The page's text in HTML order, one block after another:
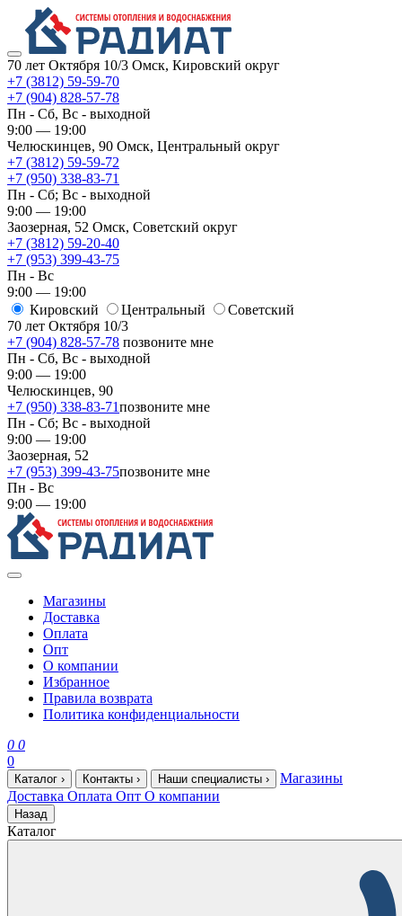
70 лет Октября 10/3 Омск, Кировский округ
+7 (3812) 59-59-70
+7 (904) 828-57-78
Пн - Сб, Вс - выходной
9:00 — 19:00
Челюскинцев, 90 Омск, ​Центральный округ
+7 (3812) 59-59-72
+7 (950) 338-83-71
Пн - Сб; Вс - выходной
9:00 — 19:00
Заозерная, 52 Омск, ​Советский округ
+7 (3812) 59-20-40
+7 (953) 399-43-75
Пн - Вс
9:00 — 19:00
Кировский
​Центральный
​Советский
70 лет Октября 10/3
+7 (904) 828-57-78 позвоните мне
Пн - Сб, Вс - выходной
9:00 — 19:00
Челюскинцев, 90
+7 (950) 338-83-71позвоните мне
Пн - Сб; Вс - выходной
9:00 — 19:00
Заозерная, 52
+7 (953) 399-43-75позвоните мне
Пн - Вс
9:00 — 19:00
Магазины
Доставка
Оплата
Опт
О компании
Избранное
Правила возврата
Политика конфиденциальности
0 0
0
Каталог › Контакты › Наши специалисты ›
Магазины
Доставка Оплата Опт О компании
Назад
Каталог